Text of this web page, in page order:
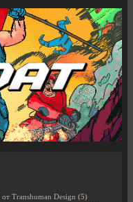
от Transhuman Design (5)